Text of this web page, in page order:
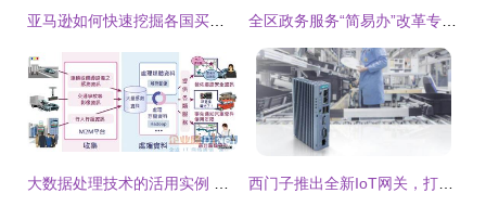
亚马逊如何快速挖掘各国买家市场上最热销产品 独家数据来揭秘数据处理服务 全区政务服务“简易办”改革专题培训班在厦门大学成功举办 聚焦数据赋能审批服务
大数据处理技术的活用实例 从数据到价值的跃迁 西门子推出全新IoT网关，打通端到云与公司IT系统的数据通路